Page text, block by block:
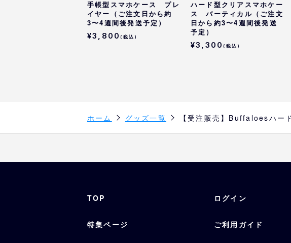
手帳型スマホケース プレ
イヤー（ご注文日から約
3〜4週間後発送予定）
¥3,800(税込)
ハード型クリアスマホケー
ス バーティカル（ご注文
日から約3〜4週間後発送
予定）
¥3,300(税込)
ホーム グッズ一覧 【受注販売】Buffaloesハー
TOP ログイン
特集ページ ご利用ガイド